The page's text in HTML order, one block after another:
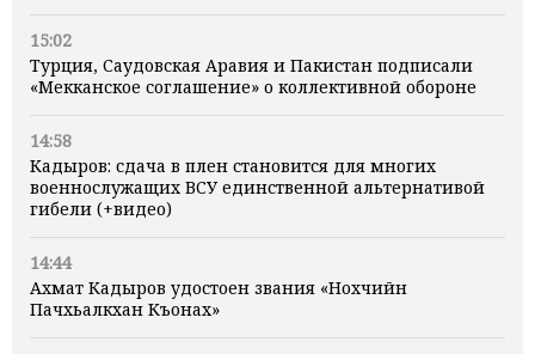
15:02
Турция, Саудовская Аравия и Пакистан подписали
«Мекканское соглашение» о коллективной обороне
14:58
Кадыров: сдача в плен становится для многих
военнослужащих ВСУ единственной альтернативой
гибели (+видео)
14:44
Ахмат Кадыров удостоен звания «Нохчийн
Пачхьалкхан Къонах»